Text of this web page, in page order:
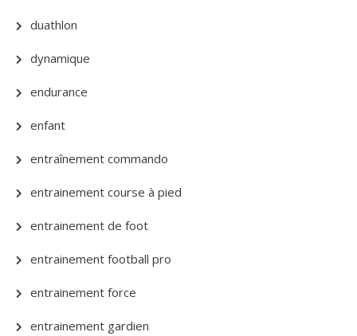
duathlon
dynamique
endurance
enfant
entraînement commando
entrainement course à pied
entrainement de foot
entrainement football pro
entrainement force
entrainement gardien